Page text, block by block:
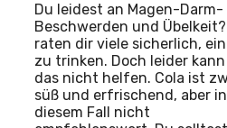
Du leidest an Magen-Darm-
Beschwerden und
raten dir viele sicherlich,
zu trinken. Doch leider
das nicht helfen. Cola ist
süß und erfrischend, aber in
diesem Fall nicht